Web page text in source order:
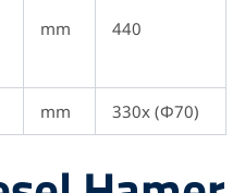
mm 440
mm 330x (Φ70)